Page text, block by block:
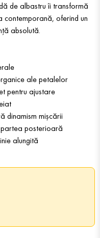
de albastru îi transformă
oferind un
absolută.
ale petalelor
pentru ajustare
dinamism mișcării
posterioară
alungită